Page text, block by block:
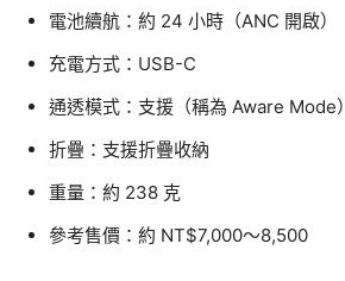
電池續航：約 24 小時（ANC 開啟）
充電方式：USB-C
通透模式：支援（稱為 Aware Mode）
折疊：支援折疊收納
重量：約 238 克
參考售價：約 NT$7,000～8,500